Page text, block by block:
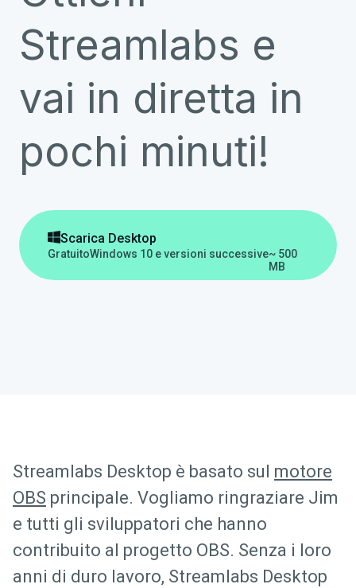
Streamlabs e
vai in diretta in
pochi minuti!
Scarica Desktop
GratuitoWindows 10 e versioni successive~ 500
MB
Streamlabs Desktop è basato sul motore
OBS principale. Vogliamo ringraziare Jim
e tutti gli sviluppatori che hanno
contribuito al progetto OBS. Senza i loro
anni di duro lavoro, Streamlabs Desktop